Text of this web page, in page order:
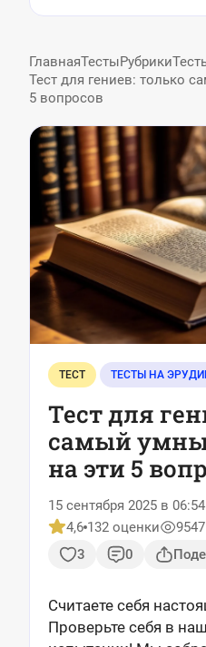
ГлавнаяТестыРубрики
Тест для гениев: только
5 вопросов
ТЕСТ ТЕСТЫ НА
Тест для
самый
на эти 5
15 сентября 2025 в 06:54
4,6 132 оценки
9547
3
0
Считаете себя
Проверьте себя в